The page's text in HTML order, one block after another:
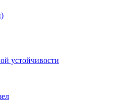
устойчивости